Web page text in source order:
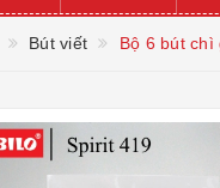
Bút viết Bộ 6 bút chì